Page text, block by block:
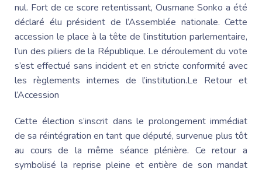
nul. Fort de ce score retentissant, Ousmane Sonko a été
déclaré élu président de l’Assemblée nationale. Cette
accession le place à la tête de l’institution parlementaire,
l’un des piliers de la République. Le déroulement du vote
s’est effectué sans incident et en stricte conformité avec
les règlements internes de l’institution.Le Retour et
l’Accession
Cette élection s’inscrit dans le prolongement immédiat
de sa réintégration en tant que député, survenue plus tôt
au cours de la même séance plénière. Ce retour a
symbolisé la reprise pleine et entière de son mandat